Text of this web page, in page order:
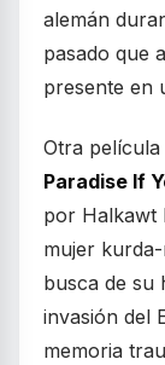
alemán
pasado que
presente en
Otra
Paradise If
por Halkawt
mujer
busca de su
invasión del
memoria